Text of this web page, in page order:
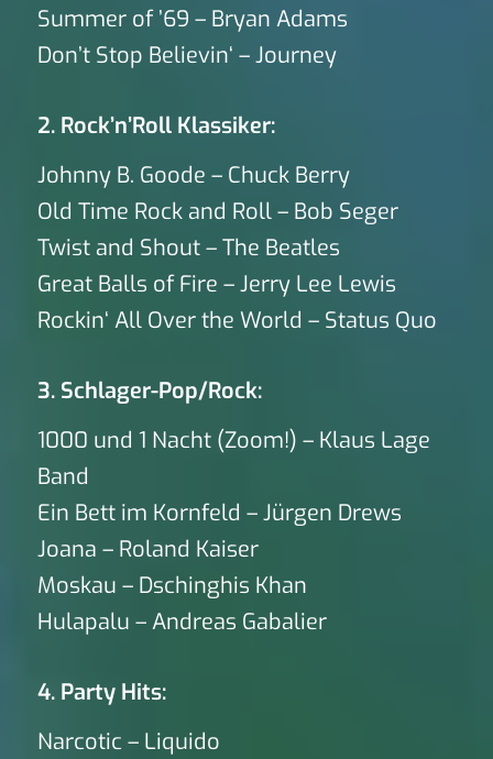
Summer of ’69 – Bryan Adams
Don’t Stop Believin‘ – Journey
2. Rock’n’Roll Klassiker:
Johnny B. Goode – Chuck Berry
Old Time Rock and Roll – Bob Seger
Twist and Shout – The Beatles
Great Balls of Fire – Jerry Lee Lewis
Rockin‘ All Over the World – Status Quo
3. Schlager-Pop/Rock:
1000 und 1 Nacht (Zoom!) – Klaus Lage
Band
Ein Bett im Kornfeld – Jürgen Drews
Joana – Roland Kaiser
Moskau – Dschinghis Khan
Hulapalu – Andreas Gabalier
4. Party Hits:
Narcotic – Liquido